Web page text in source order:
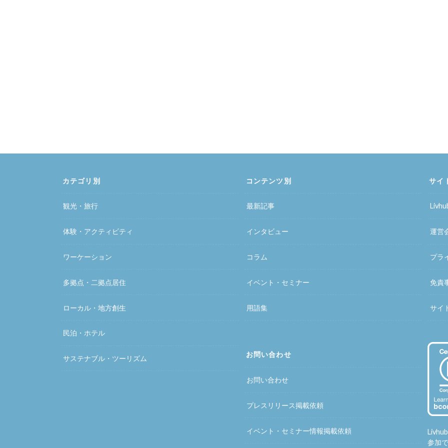
カテゴリ別
観光・旅行
体験・アクティビティ
ワーケーション
多拠点・二拠点居住
ローカル・地方創生
民泊・ホテル
サステナブル・ツーリズム
コンテンツ別
最新記事
インタビュー
コラム
イベント・セミナー
用語集
お問い合わせ
お問い合わせ
プレスリリース掲載依頼
イベント・セミナー情報掲載依頼
サイ
運営
プラ
免責
サイ
参加